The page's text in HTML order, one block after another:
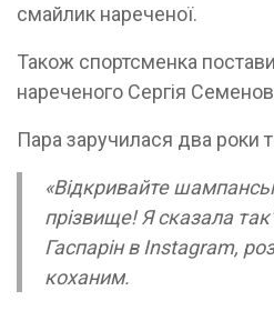
смайлик нареченої.
Також спортсменка
нареченого Сергія
Пара заручилася два роки
«Відкривайте
прізвище! Я сказала
Гаспарін в Instagram,
коханим.